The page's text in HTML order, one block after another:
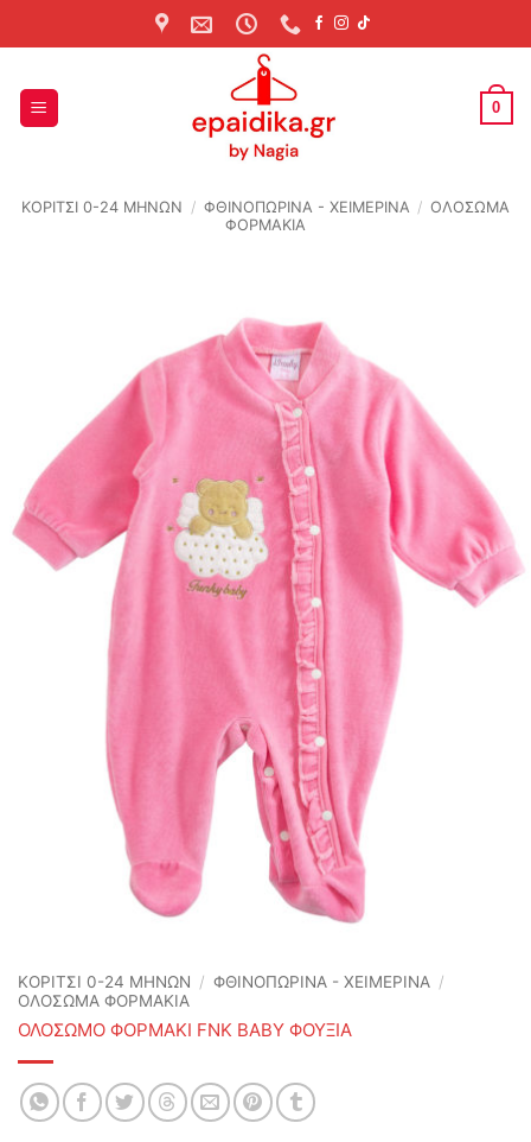
to
0
ΚΟΡΙΤΣΙ 0-24 MΗΝΩΝ / ΦΘΙΝΟΠΩΡΙΝΆ - ΧΕΙΜΕΡΙΝΆ / ΟΛΟΣΩΜΑ
ΦΟΡΜΑΚΙΑ
ΚΟΡΙΤΣΙ 0-24 MΗΝΩΝ / ΦΘΙΝΟΠΩΡΙΝΆ - ΧΕΙΜΕΡΙΝΆ /
ΟΛΟΣΩΜΑ ΦΟΡΜΑΚΙΑ
ΟΛΟΣΩΜΟ ΦΟΡΜΑΚΙ FNK BABY ΦΟΥΞΙΑ